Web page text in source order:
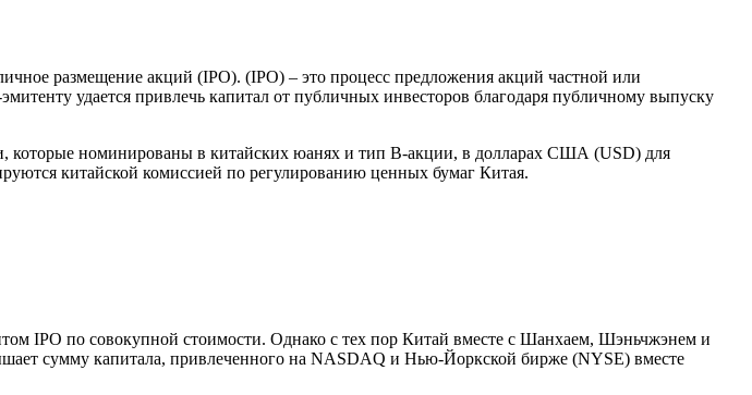
размещение акций (IPO). (IPO) – это процесс предложения акций частной или
удается привлечь капитал от публичных инвесторов благодаря публичному выпуску
которые номинированы в китайских юанях и тип B-акции, в долларах США (USD) для
китайской комиссией по регулированию ценных бумаг Китая.
IPO по совокупной стоимости. Однако с тех пор Китай вместе с Шанхаем, Шэньчжэнем и
сумму капитала, привлеченного на NASDAQ и Нью-Йоркской бирже (NYSE) вместе